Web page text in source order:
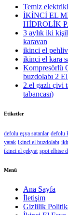
Temiz
İKİNCİ EL
HİDROLİK
3 aylık iki
karavan
ikinci el
ikinci el kara
Kompresörlü
buzdolabı 2
2.el gazlı çivi
tabancası)
Etiketler
defolu eşya satanlar defolu
yatak ikinci el buzdolabı
ikinci el çekyat spot elbise
Menü
Ana Sayfa
İletişim
Gizlilik